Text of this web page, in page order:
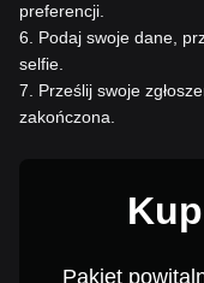
preferencji.
6
Podaj swoje dane,
selfie.
7
Prześlij swoje
zakończona.
Pakiet